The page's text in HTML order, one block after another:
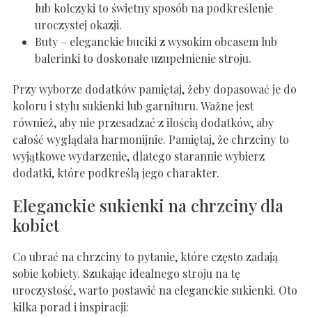
lub kolczyki to świetny sposób na podkreślenie
uroczystej okazji.
Buty – eleganckie buciki z wysokim obcasem lub
balerinki to doskonałe uzupełnienie stroju.
Przy wyborze dodatków pamiętaj, żeby dopasować je do
koloru i stylu sukienki lub garnituru. Ważne jest
również, aby nie przesadzać z ilością dodatków, aby
całość wyglądała harmonijnie. Pamiętaj, że chrzciny to
wyjątkowe wydarzenie, dlatego starannie wybierz
dodatki, które podkreślą jego charakter.
Eleganckie sukienki na chrzciny dla
kobiet
Co ubrać na chrzciny to pytanie, które często zadają
sobie kobiety. Szukając idealnego stroju na tę
uroczystość, warto postawić na eleganckie sukienki. Oto
kilka porad i inspiracji: